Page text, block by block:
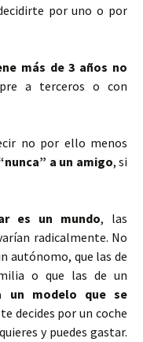
por uno o por
más de 3 años no
a terceros o con
no por ello menos
a un amigo, si
es un mundo, las
radicalmente. No
autónomo, que las de
o que las de un
un modelo que se
decides por un coche
y puedes gastar.